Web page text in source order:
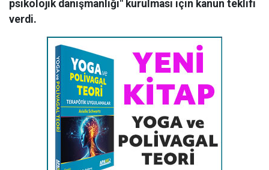
psikolojik danışmanlığı" kurulması için kanun teklifi
verdi.